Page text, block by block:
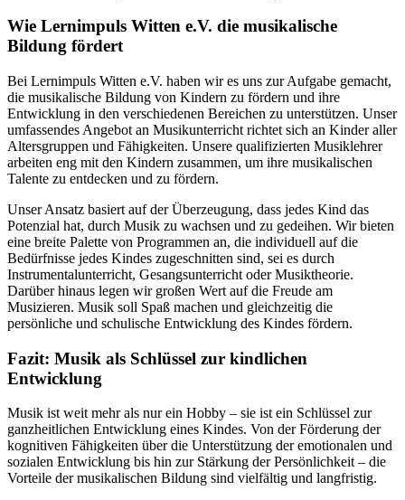
Wie Lernimpuls Witten e.V. die musikalische
Bildung fördert
Bei Lernimpuls Witten e.V. haben wir es uns zur Aufgabe gemacht,
die musikalische Bildung von Kindern zu fördern und ihre
Entwicklung in den verschiedenen Bereichen zu unterstützen. Unser
umfassendes Angebot an Musikunterricht richtet sich an Kinder aller
Altersgruppen und Fähigkeiten. Unsere qualifizierten Musiklehrer
arbeiten eng mit den Kindern zusammen, um ihre musikalischen
Talente zu entdecken und zu fördern.
Unser Ansatz basiert auf der Überzeugung, dass jedes Kind das
Potenzial hat, durch Musik zu wachsen und zu gedeihen. Wir bieten
eine breite Palette von Programmen an, die individuell auf die
Bedürfnisse jedes Kindes zugeschnitten sind, sei es durch
Instrumentalunterricht, Gesangsunterricht oder Musiktheorie.
Darüber hinaus legen wir großen Wert auf die Freude am
Musizieren. Musik soll Spaß machen und gleichzeitig die
persönliche und schulische Entwicklung des Kindes fördern.
Fazit: Musik als Schlüssel zur kindlichen
Entwicklung
Musik ist weit mehr als nur ein Hobby – sie ist ein Schlüssel zur
ganzheitlichen Entwicklung eines Kindes. Von der Förderung der
kognitiven Fähigkeiten über die Unterstützung der emotionalen und
sozialen Entwicklung bis hin zur Stärkung der Persönlichkeit – die
Vorteile der musikalischen Bildung sind vielfältig und langfristig.